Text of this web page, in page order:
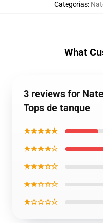
Categorias:
What
3 reviews for
Tops de tanque
★★★★★
★★★★☆
★★★☆☆
★★☆☆☆
★☆☆☆☆